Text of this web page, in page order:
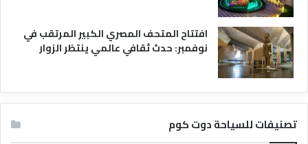
افتتاح المتحف المصري الكبير المرتقب في
نوفمبر: حدث ثقافي عالمي ينتظر الزوار
تصنيفات للسياحة دوت كوم